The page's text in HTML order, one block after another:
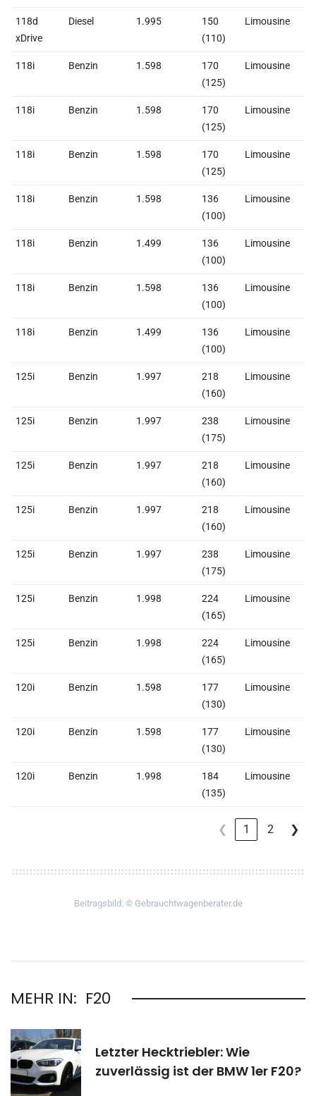
118d
xDrive
Diesel 1.995
150
(110)
Limousine
118i Benzin 1.598
170
(125)
Limousine
118i Benzin 1.598
170
(125)
Limousine
118i Benzin 1.598
170
(125)
Limousine
118i Benzin 1.598
136
(100)
Limousine
118i Benzin 1.499
136
(100)
Limousine
118i Benzin 1.598
136
(100)
Limousine
118i Benzin 1.499
136
(100)
Limousine
125i Benzin 1.997
218
(160)
Limousine
125i Benzin 1.997
238
(175)
Limousine
125i Benzin 1.997
218
(160)
Limousine
125i Benzin 1.997
218
(160)
Limousine
125i Benzin 1.997
238
(175)
Limousine
125i Benzin 1.998
224
(165)
Limousine
125i Benzin 1.998
224
(165)
Limousine
120i Benzin 1.598
177
(130)
Limousine
120i Benzin 1.598
177
(130)
Limousine
120i Benzin 1.998
184
(135)
Limousine
❮ 1 2 ❯
Beitragsbild: © Gebrauchtwagenberater.de
MEHR IN: F20
Letzter Hecktriebler: Wie
zuverlässig ist der BMW 1er F20?